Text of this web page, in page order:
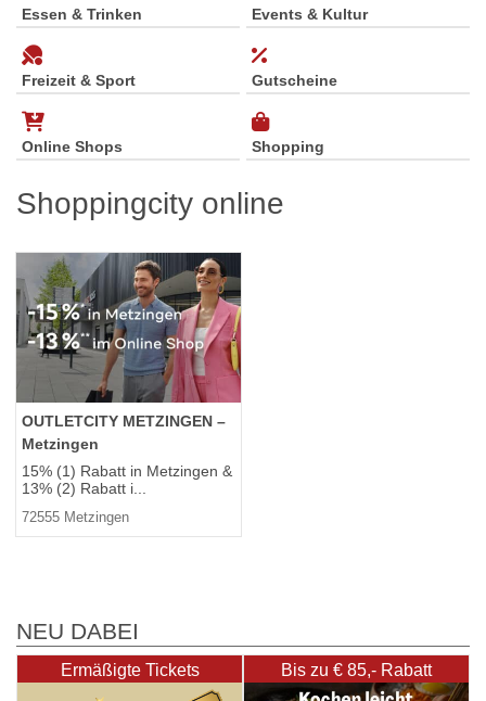
Essen & Trinken Events & Kultur
Freizeit & Sport Gutscheine
Online Shops Shopping
Shoppingcity online
OUTLETCITY METZINGEN –
Metzingen
15% (1) Rabatt in Metzingen &
13% (2) Rabatt i...
72555 Metzingen
NEU DABEI
Ermäßigte Tickets Bis zu € 85,- Rabatt